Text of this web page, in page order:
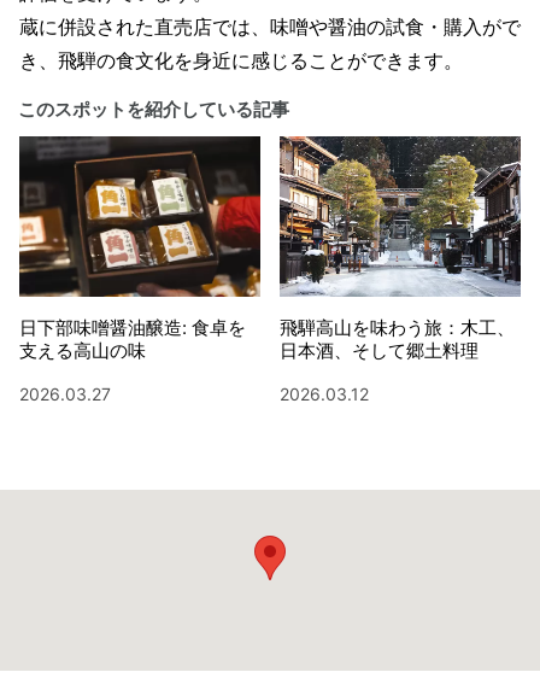
蔵に併設された直売店では、味噌や醤油の試食・購入がで
き、飛騨の食文化を身近に感じることができます。
このスポットを紹介している記事
日下部味噌醤油醸造: 食卓を
支える高山の味
2026.03.27
飛騨高山を味わう旅：木工、
日本酒、そして郷土料理
2026.03.12